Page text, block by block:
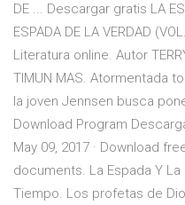
DE ... Descargar gratis LA
ESPADA DE LA VERDAD
Literatura online. Autor
TIMUN MAS. Atormentada
la joven Jennsen busca
Download Program
May 09, 2017 · Download
documents. La Espada Y La
Tiempo. Los profetas de